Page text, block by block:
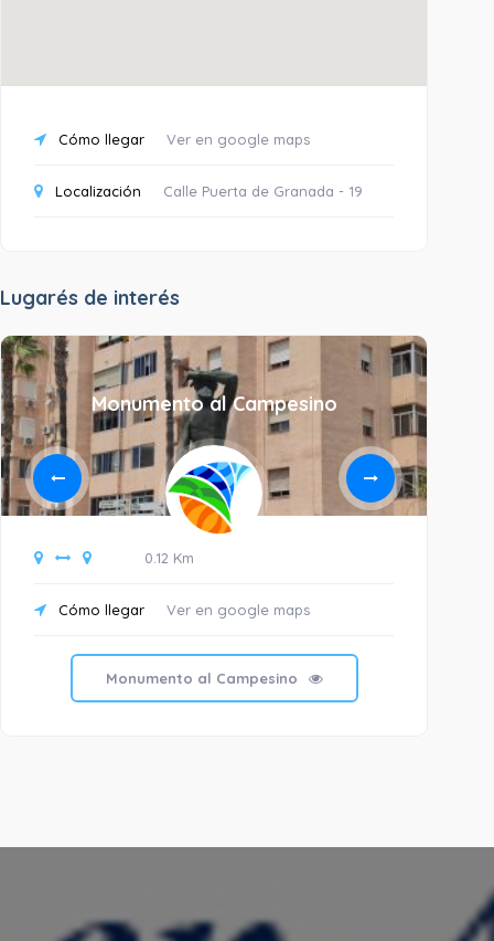
Cómo llegar Ver en google maps
Localización Calle Puerta de Granada - 19
Lugarés de interés
Monumento al Campesino
0.12 Km
Cómo llegar Ver en google maps
Monumento al Campesino